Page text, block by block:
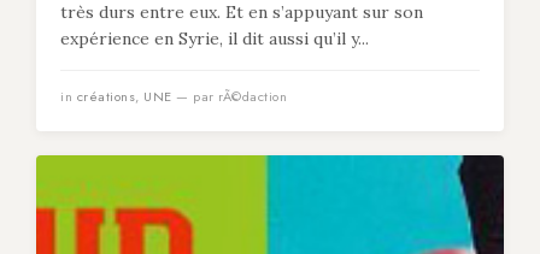
très durs entre eux. Et en s’appuyant sur son
expérience en Syrie, il dit aussi qu’il y...
in créations, UNE — par rÃ©daction